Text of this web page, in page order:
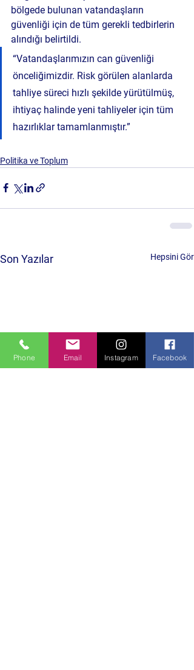
bölgede bulunan vatandaşların
güvenliği için de tüm gerekli tedbirlerin
alındığı belirtildi.
“Vatandaşlarımızın can güvenliği
önceliğimizdir. Risk görülen alanlarda
tahliye süreci hızlı şekilde yürütülmüş,
ihtiyaç halinde yeni tahliyeler için tüm
hazırlıklar tamamlanmıştır.”
Politika ve Toplum
Son Yazılar Hepsini Gör
Phone Email Instagram Facebook